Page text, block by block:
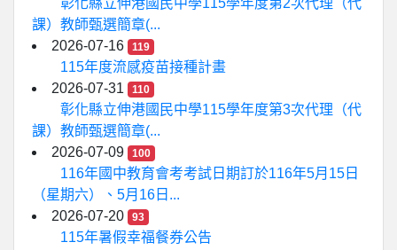
彰化縣立伸港國民中學115學年度第2次代理（代
課）教師甄選簡章(...
2026-07-16
119
115年度流感疫苗接種計畫
2026-07-31
110
彰化縣立伸港國民中學115學年度第3次代理（代
課）教師甄選簡章(...
2026-07-09
100
116年國中教育會考考試日期訂於116年5月15日
（星期六）、5月16日...
2026-07-20
93
115年暑假幸福餐券公告